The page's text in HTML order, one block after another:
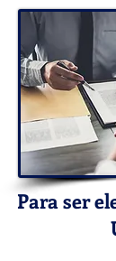
Para ser